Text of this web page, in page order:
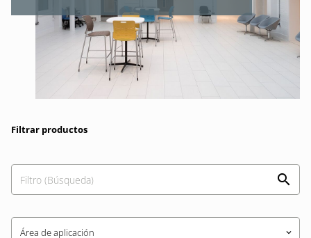
Filtrar productos
Área de aplicación keyboard_arrow_down